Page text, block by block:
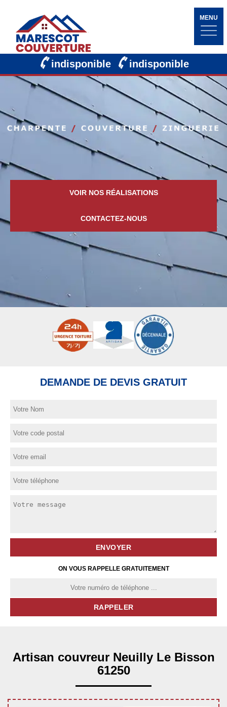
MENU
indisponible indisponible
VOIR NOS RÉALISATIONS
CONTACTEZ-NOUS
DEMANDE DE DEVIS GRATUIT
ON VOUS RAPPELLE GRATUITEMENT
Artisan couvreur Neuilly Le Bisson
61250